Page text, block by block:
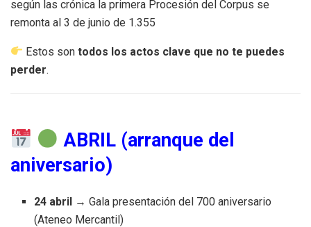
según las crónica la primera Procesión del Corpus se
remonta al 3 de junio de 1.355
Estos sontodos los actos clave que no te puedes
perder.
ABRIL (arranque del
aniversario)
24 abril → Gala presentación del 700 aniversario
(Ateneo Mercantil)